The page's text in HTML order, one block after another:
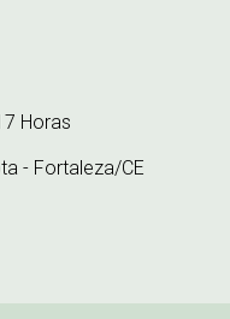
Horas
- Fortaleza/CE